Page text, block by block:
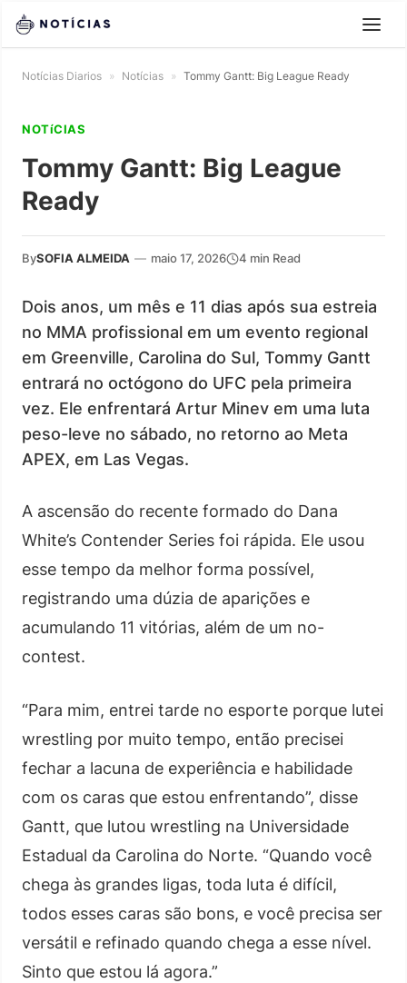
Notícias Diarios » Notícias » Tommy Gantt: Big League Ready
NOTíCIAS
Tommy Gantt: Big League
Ready
BySOFIA ALMEIDA — maio 17, 2026 4 min Read
Dois anos, um mês e 11 dias após sua estreia
no MMA profissional em um evento regional
em Greenville, Carolina do Sul, Tommy Gantt
entrará no octógono do UFC pela primeira
vez. Ele enfrentará Artur Minev em uma luta
peso-leve no sábado, no retorno ao Meta
APEX, em Las Vegas.
A ascensão do recente formado do Dana
White’s Contender Series foi rápida. Ele usou
esse tempo da melhor forma possível,
registrando uma dúzia de aparições e
acumulando 11 vitórias, além de um no-
contest.
“Para mim, entrei tarde no esporte porque lutei
wrestling por muito tempo, então precisei
fechar a lacuna de experiência e habilidade
com os caras que estou enfrentando”, disse
Gantt, que lutou wrestling na Universidade
Estadual da Carolina do Norte. “Quando você
chega às grandes ligas, toda luta é difícil,
todos esses caras são bons, e você precisa ser
versátil e refinado quando chega a esse nível.
Sinto que estou lá agora.”